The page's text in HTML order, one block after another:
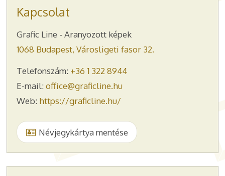
Kapcsolat
Grafic Line - Aranyozott képek
1068 Budapest, Városligeti fasor 32.
Telefonszám: +36 1 322 8944
E-mail: office@graficline.hu
Web: https://graficline.hu/
Névjegykártya mentése